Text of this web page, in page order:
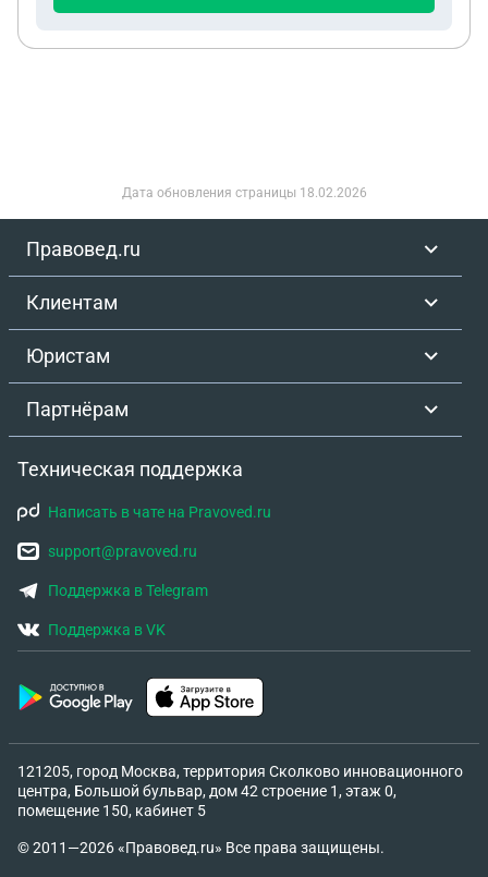
Дата обновления страницы 18.02.2026
Правовед.ru
Клиентам
Юристам
Партнёрам
Техническая поддержка
Написать в чате на Pravoved.ru
support@pravoved.ru
Поддержка в Telegram
Поддержка в VK
121205, город Москва, территория Сколково инновационного
центра, Большой бульвар, дом 42 строение 1, этаж 0,
помещение 150, кабинет 5
© 2011—2026 «Правовед.ru» Все права защищены.